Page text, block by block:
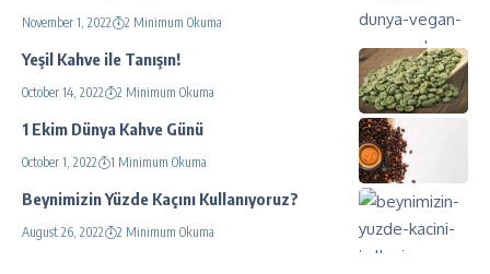
November 1, 2022 2 Minimum Okuma
Yeşil Kahve ile Tanışın!
October 14, 2022 2 Minimum Okuma
1 Ekim Dünya Kahve Günü
October 1, 2022 1 Minimum Okuma
Beynimizin Yüzde Kaçını Kullanıyoruz?
August 26, 2022 2 Minimum Okuma